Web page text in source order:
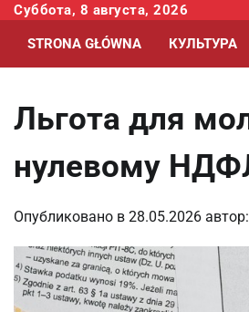
Перейти
содержимому
Суббота, 8 августа, 2026
STRONA GŁÓWNA КУЛЬТУРА
Льгота для
нулевому
Опубликовано в 28.05.2026 автор: